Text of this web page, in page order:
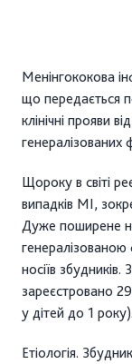
Менінгококова
що передається
клінічні прояви
генералізованих
Щороку в світі
випадків МІ,
Дуже поширене
носіїв
зареєстровано
у дітей до 1 року).
Етіологія.